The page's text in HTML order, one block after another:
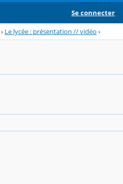
Se connecter
› Le lycée : présentation // vidéo ›